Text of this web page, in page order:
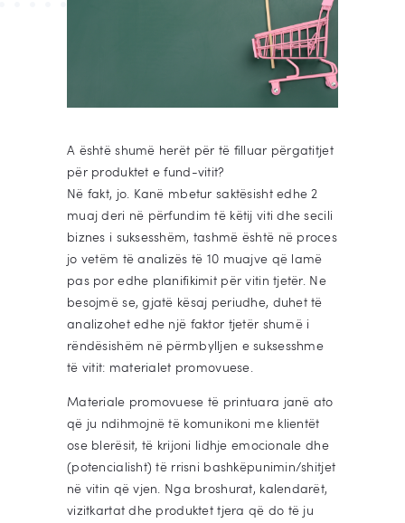
A është shumë herët për të filluar përgatitjet
për produktet e fund-vitit?
Në fakt, jo. Kanë mbetur saktësisht edhe 2
muaj deri në përfundim të këtij viti dhe secili
biznes i suksesshëm, tashmë është në proces
jo vetëm të analizës të 10 muajve që lamë
pas por edhe planifikimit për vitin tjetër. Ne
besojmë se, gjatë kësaj periudhe, duhet të
analizohet edhe një faktor tjetër shumë i
rëndësishëm në përmbylljen e suksesshme
të vitit: materialet promovuese.
Materiale promovuese të printuara janë ato
që ju ndihmojnë të komunikoni me klientët
ose blerësit, të krijoni lidhje emocionale dhe
(potencialisht) të rrisni bashkëpunimin/shitjet
në vitin që vjen. Nga broshurat, kalendarët,
vizitkartat dhe produktet tjera që do të ju